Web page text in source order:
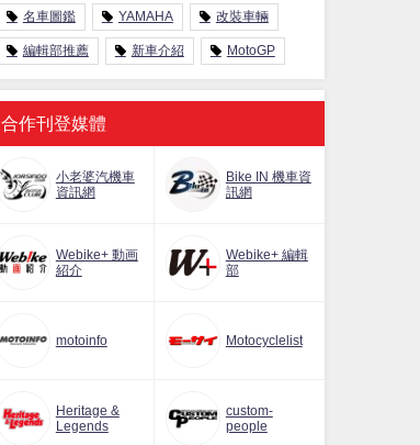
名車圖鑑 YAMAHA 改裝車輛
編輯部推薦 新車介紹 MotoGP
合作刊登媒體
小老婆汽機車
資訊網
Bike IN 機車資
訊網
Webike+ 動画
紹介
Webike+ 編輯
部
motoinfo Motocyclelist
Heritage &
Legends
custom-
people